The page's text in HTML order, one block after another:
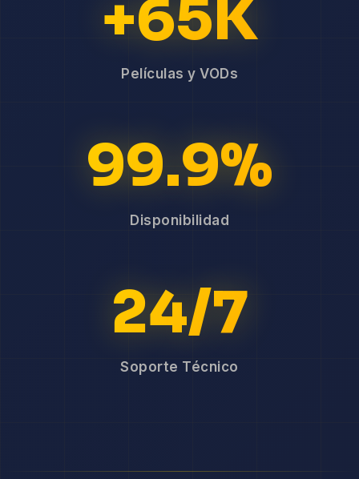
+65K
Películas y VODs
99.9%
Disponibilidad
24/7
Soporte Técnico